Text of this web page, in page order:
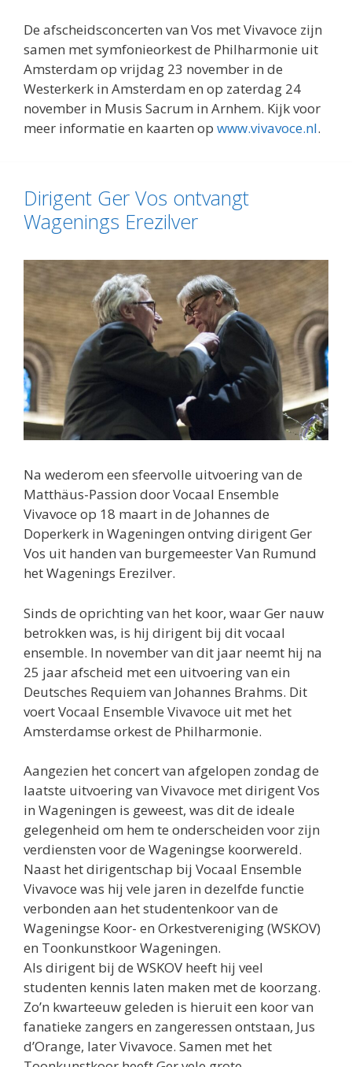
De afscheidsconcerten van Vos met Vivavoce zijn
samen met symfonieorkest de Philharmonie uit
Amsterdam op vrijdag 23 november in de
Westerkerk in Amsterdam en op zaterdag 24
november in Musis Sacrum in Arnhem. Kijk voor
meer informatie en kaarten op www.vivavoce.nl.
Dirigent Ger Vos ontvangt
Wagenings Erezilver
Na wederom een sfeervolle uitvoering van de
Matthäus-Passion door Vocaal Ensemble
Vivavoce op 18 maart in de Johannes de
Doperkerk in Wageningen ontving dirigent Ger
Vos uit handen van burgemeester Van Rumund
het Wagenings Erezilver.
Sinds de oprichting van het koor, waar Ger nauw
betrokken was, is hij dirigent bij dit vocaal
ensemble. In november van dit jaar neemt hij na
25 jaar afscheid met een uitvoering van ein
Deutsches Requiem van Johannes Brahms. Dit
voert Vocaal Ensemble Vivavoce uit met het
Amsterdamse orkest de Philharmonie.
Aangezien het concert van afgelopen zondag de
laatste uitvoering van Vivavoce met dirigent Vos
in Wageningen is geweest, was dit de ideale
gelegenheid om hem te onderscheiden voor zijn
verdiensten voor de Wageningse koorwereld.
Naast het dirigentschap bij Vocaal Ensemble
Vivavoce was hij vele jaren in dezelfde functie
verbonden aan het studentenkoor van de
Wageningse Koor- en Orkestvereniging (WSKOV)
en Toonkunstkoor Wageningen.
Als dirigent bij de WSKOV heeft hij veel
studenten kennis laten maken met de koorzang.
Zo’n kwarteeuw geleden is hieruit een koor van
fanatieke zangers en zangeressen ontstaan, Jus
d’Orange, later Vivavoce. Samen met het